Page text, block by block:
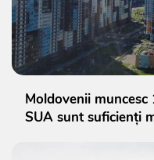
Moldovenii
SUA sunt suficienți